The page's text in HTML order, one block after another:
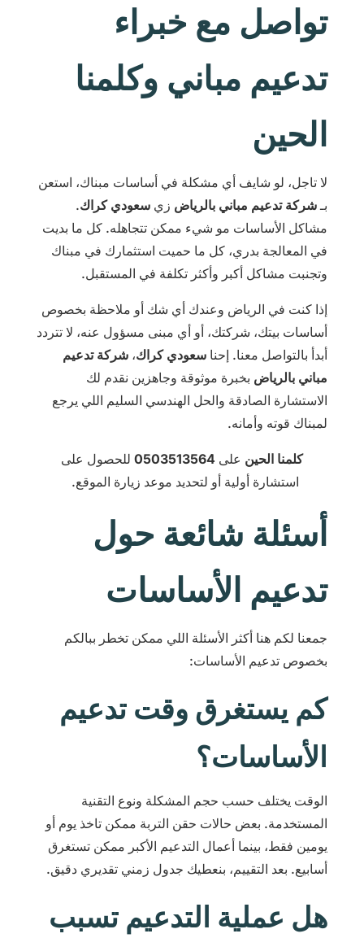
تواصل مع خبراء
تدعيم مباني وكلمنا
الحين
لا تاجل، لو شايف أي مشكلة في أساسات مبناك، استعن
بـ شركة تدعيم مباني بالرياض زي سعودي كراك.
مشاكل الأساسات مو شيء ممكن تتجاهله. كل ما بديت
في المعالجة بدري، كل ما حميت استثمارك في مبناك
وتجنبت مشاكل أكبر وأكثر تكلفة في المستقبل.
إذا كنت في الرياض وعندك أي شك أو ملاحظة بخصوص
أساسات بيتك، شركتك، أو أي مبنى مسؤول عنه، لا تتردد
أبدأ بالتواصل معنا. إحنا سعودي كراك، شركة تدعيم
مباني بالرياض بخبرة موثوقة وجاهزين نقدم لك
الاستشارة الصادقة والحل الهندسي السليم اللي يرجع
لمبناك قوته وأمانه.
كلمنا الحين على 0503513564 للحصول على
استشارة أولية أو لتحديد موعد زيارة الموقع.
أسئلة شائعة حول
تدعيم الأساسات
جمعنا لكم هنا أكثر الأسئلة اللي ممكن تخطر ببالكم
بخصوص تدعيم الأساسات:
كم يستغرق وقت تدعيم
الأساسات؟
الوقت يختلف حسب حجم المشكلة ونوع التقنية
المستخدمة. بعض حالات حقن التربة ممكن تاخذ يوم أو
يومين فقط، بينما أعمال التدعيم الأكبر ممكن تستغرق
أسابيع. بعد التقييم، بنعطيك جدول زمني تقديري دقيق.
هل عملية التدعيم تسبب